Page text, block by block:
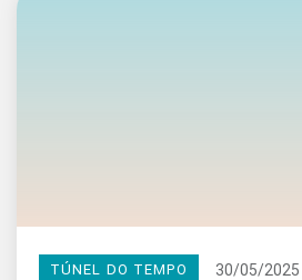
TÚNEL DO TEMPO 30/05/2025